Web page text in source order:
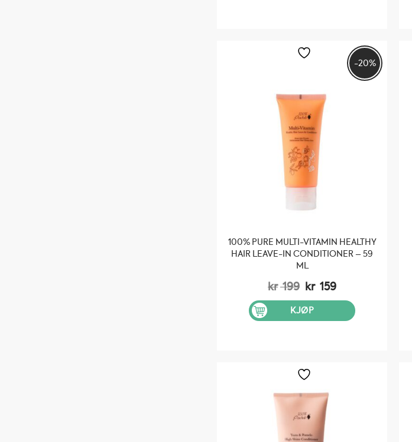
-20%
100% PURE MULTI-VITAMIN HEALTHY
HAIR LEAVE-IN CONDITIONER – 59
ML
kr199 Opprinnelig
pris
var:
kr 199.
kr 159Nåværende
pris
kr 159.
KJØP